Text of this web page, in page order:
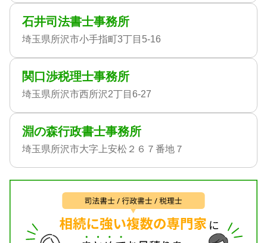
石井司法書士事務所
埼玉県所沢市小手指町3丁目5-16
関口渉税理士事務所
埼玉県所沢市西所沢2丁目6-27
淵の森行政書士事務所
埼玉県所沢市大字上安松２６７番地７